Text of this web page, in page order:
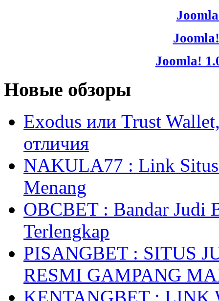
Joomla!
Новые обзоры
Exodus или Trust
отличия
NAKULA77 : Link Situs
Menang
OBCBET : Bandar Judi
Terlengkap
PISANGBET : SITUS
RESMI GAMPANG
KENTANGBET : LINK